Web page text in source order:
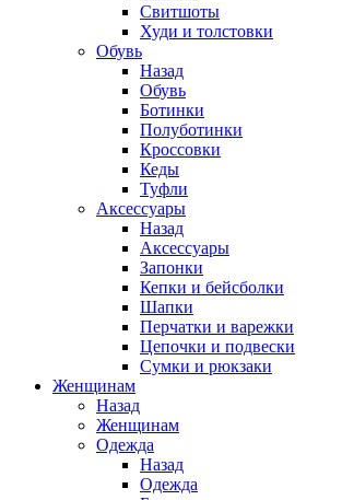
Свитшоты
Худи и толстовки
Обувь
Назад
Обувь
Ботинки
Полуботинки
Кроссовки
Кеды
Туфли
Аксессуары
Назад
Аксессуары
Запонки
Кепки и бейсболки
Шапки
Перчатки и варежки
Цепочки и подвески
Сумки и рюкзаки
Женщинам
Назад
Женщинам
Одежда
Назад
Одежда